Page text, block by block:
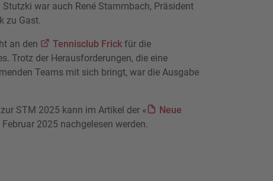
war auch René Stammbach, Präsident
zu Gast.
an den Tennisclub Frickfür die
Trotz der Herausforderungen, die eine
Teams mit sich bringt, war die Ausgabe
STM 2025 kann im Artikel der «
Neue
2025 nachgelesen werden.